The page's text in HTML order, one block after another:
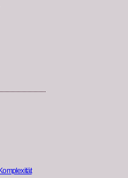
Komplexität